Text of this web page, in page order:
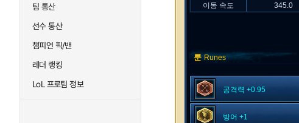
팀 통산
선수 통산
챔피언 픽/밴
레더 랭킹
LoL 프로팀 정보
이동 속도
345.0
룬Runes
공격력 +0.95
방어 +1